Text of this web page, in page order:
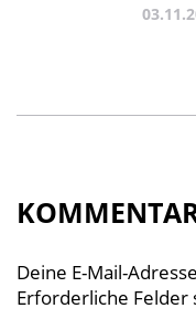
Deine E-Mail-
Erforderliche Felder